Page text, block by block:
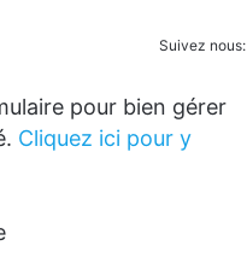
Suivez nous:
pour bien gérer
Cliquez ici pour y